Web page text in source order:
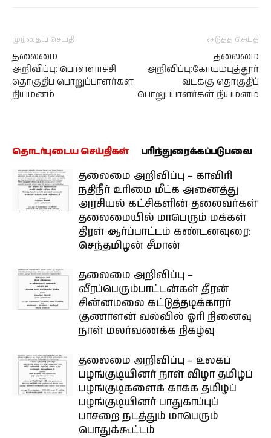
முந்தைய செய்தி
தலைமை
அறிவிப்பு: பொள்ளாச்சி
தொகுதிப் பொறுப்பாளர்கள்
நியமனம்
அடுத்த செய்தி
தலைமை
அறிவிப்பு:கோயம்புத்தூர்
வடக்கு தொகுதிப்
பொறுப்பாளர்கள் நியமனம்
தொடர்புடைய செய்திகள் பரிந்துரைக்கப்படுபவை
தலைமை அறிவிப்பு – காவிரி
நதிநீர் உரிமை மீட்க அனைத்து
அரசியல் கட்சிகளின் தலைவர்கள்
தலைமையில் மாபெரும் மக்கள்
திரள் ஆர்ப்பாட்டம் கண்டனவுரை:
செந்தமிழன் சீமான்
தலைமை அறிவிப்பு –
வீரப்பெரும்பாட்டன்கள் தீரன்
சின்னமலை கட்டுத்தடிக்காரர்
குணாளன் வல்வில் ஓரி நினைவு
நாள் மலர்வணக்க நிகழ்வு
தலைமை அறிவிப்பு – உலகப்
பழங்குடியினர் நாள் விழா தமிழ்ப்
பழங்குடிகளைக் காக்க தமிழ்ப்
பழங்குடியினர் பாதுகாப்புப்
பாசறை நடத்தும் மாபெரும்
பொதுக்கூட்டம்